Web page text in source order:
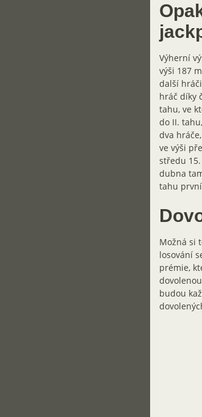
Výherní
výši 187
další
hráč díky
tahu, ve
do II.
dva
ve výši
středu
dubna
tahu
Možná si
losování
prémie,
budou